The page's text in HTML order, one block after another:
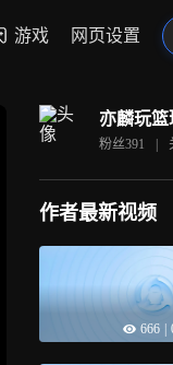
游戏 网页设置
亦麟玩篮
粉丝391 |
作者最新视频
666